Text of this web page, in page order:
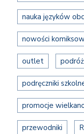
nauka języków
nowości
outlet
podręczniki
promocje
przewodniki